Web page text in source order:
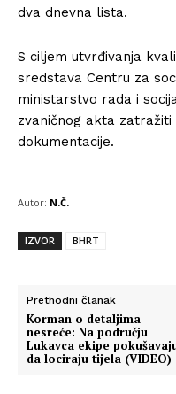
dva dnevna lista.
S ciljem utvrđivanja
sredstava Centru za
ministarstvo rada i
zvaničnog akta
dokumentacije.
Autor: N.Č.
IZVOR BHRT
Prethodni članak
Korman o detaljima
nesreće: Na području
Lukavca ekipe
da lociraju tijela (VIDEO)